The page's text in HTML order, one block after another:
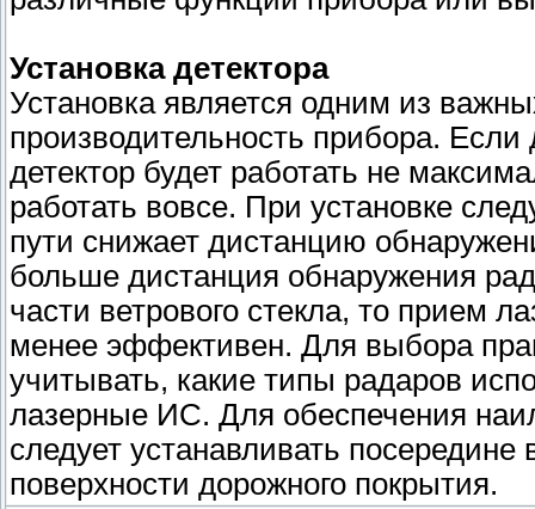
Установка детектора
Установка является одним из
производительность прибора. Если
детектор будет работать не
работать вовсе. При установке
пути снижает дистанцию
больше дистанция обнаружения
части ветрового стекла, то прием
менее эффективен. Для выбора
учитывать, какие типы радаров
лазерные ИС. Для обеспечения
следует устанавливать посередине
поверхности дорожного покрытия.